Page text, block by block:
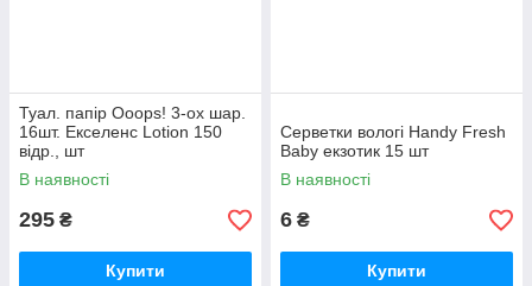
Туал. папір Ooops! 3-ох шар.
16шт. Екселенс Lotion 150
відр., шт
В наявності
295 ₴
Купити
Серветки вологі Handy Fresh
Baby екзотик 15 шт
В наявності
6 ₴
Купити